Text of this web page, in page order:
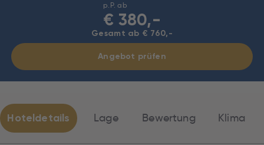
p.P. ab
€ 380,-
Gesamt ab € 760,-
Angebot prüfen
Hoteldetails Lage Bewertung Klima